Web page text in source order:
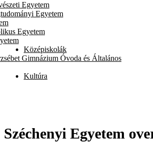
Egyetem
Egyetem
Egyetem
Középiskolák
Gimnázium Óvoda és Általános
Kultúra
Széchenyi Egyetem